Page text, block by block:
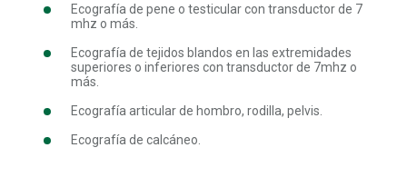
Ecografía de pene o testicular con transductor de 7
mhz o más.
Ecografía de tejidos blandos en las extremidades
superiores o inferiores con transductor de 7mhz o
más.
Ecografía articular de hombro, rodilla, pelvis.
Ecografía de calcáneo.